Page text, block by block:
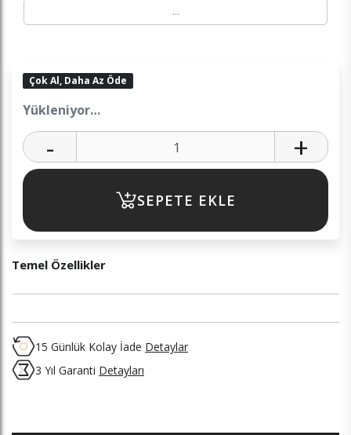
…
Çok Al, Daha Az Öde
Yükleniyor…
- +
SEPETE EKLE
Temel Özellikler
15 Günlük Kolay İade Detaylar
3 Yıl Garanti Detayları